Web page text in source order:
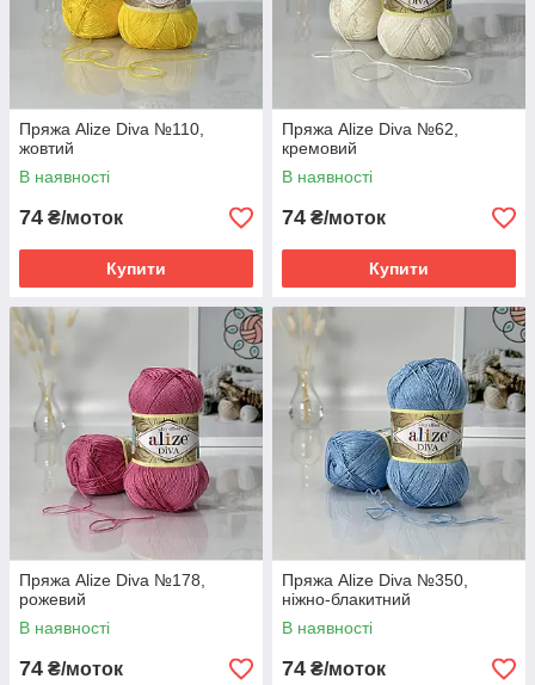
Пряжа Alize Diva №110,
жовтий
В наявності
74 ₴/моток
Купити
Пряжа Alize Diva №62,
кремовий
В наявності
74 ₴/моток
Купити
Пряжа Alize Diva №178,
рожевий
В наявності
74 ₴/моток
Пряжа Alize Diva №350,
ніжно-блакитний
В наявності
74 ₴/моток